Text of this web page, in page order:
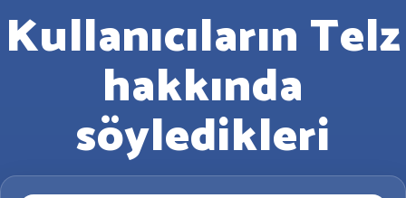
Kullanıcıların Telz
hakkında
söyledikleri